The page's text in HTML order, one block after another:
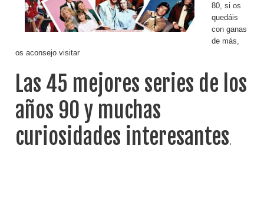
80, si os
quedáis
con ganas
de más,
os aconsejo visitar
Las 45 mejores series de los
años 90 y muchas
curiosidades interesantes.